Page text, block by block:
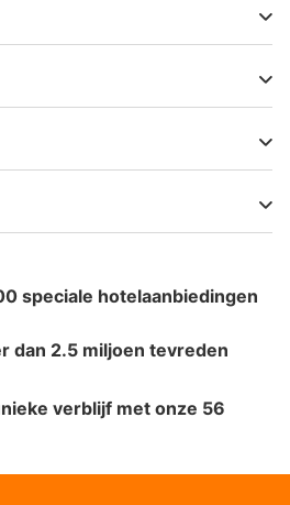
speciale hotelaanbiedingen
dan 2.5 miljoen tevreden
verblijf met onze 56